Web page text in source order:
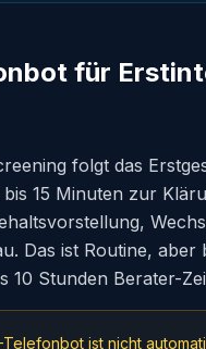
für
folgt das
15 Minuten zur
Das ist Routine, aber
10 Stunden Berater-
Telefonbot ist nicht